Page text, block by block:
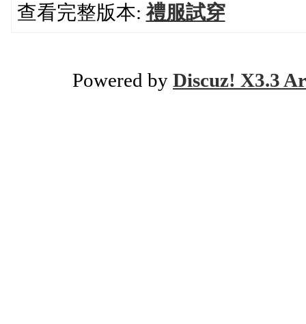
查看完整版本:禮服試穿
Powered by Discuz! X3.3